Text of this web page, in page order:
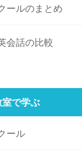
ールのまとめ
会話の比較
で学ぶ
ール